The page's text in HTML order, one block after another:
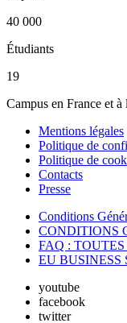
40 000
Étudiants
19
Campus en France et à
Mentions légales
Politique de
Politique de
Contacts
Presse
Conditions
CONDITIONS
FAQ :
EU BUSINESS
youtube
facebook
twitter